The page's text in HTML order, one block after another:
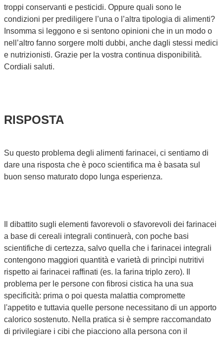
troppi conservanti e pesticidi. Oppure quali sono le
condizioni per prediligere l’una o l’altra tipologia di alimenti?
Insomma si leggono e si sentono opinioni che in un modo o
nell’altro fanno sorgere molti dubbi, anche dagli stessi medici
e nutrizionisti. Grazie per la vostra continua disponibilità.
Cordiali saluti.
RISPOSTA
Su questo problema degli alimenti farinacei, ci sentiamo di
dare una risposta che è poco scientifica ma è basata sul
buon senso maturato dopo lunga esperienza.
Il dibattito sugli elementi favorevoli o sfavorevoli dei farinacei
a base di cereali integrali continuerà, con poche basi
scientifiche di certezza, salvo quella che i farinacei integrali
contengono maggiori quantità e varietà di princìpi nutritivi
rispetto ai farinacei raffinati (es. la farina triplo zero). Il
problema per le persone con fibrosi cistica ha una sua
specificità: prima o poi questa malattia compromette
l'appetito e tuttavia quelle persone necessitano di un apporto
calorico sostenuto. Nella pratica si è sempre raccomandato
di privilegiare i cibi che piacciono alla persona con il